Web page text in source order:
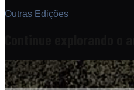
Outras Edições